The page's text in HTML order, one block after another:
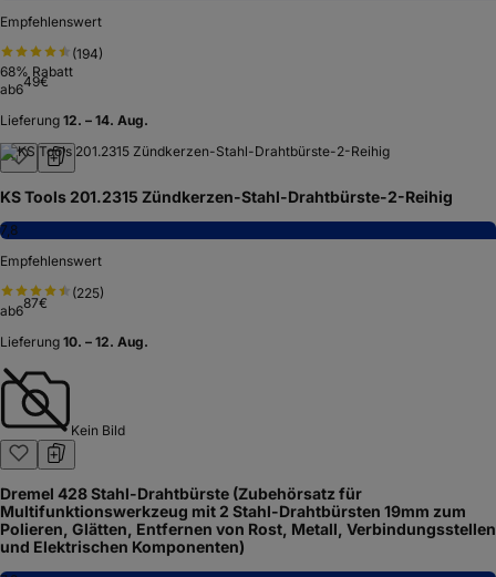
Empfehlenswert
(194)
68% Rabatt
ab649€
Lieferung 12. – 14. Aug.
KS Tools 201.2315 Zündkerzen-Stahl-Drahtbürste-2-Reihig
7,8
Empfehlenswert
(225)
ab687€
Lieferung 10. – 12. Aug.
Kein Bild
Dremel 428 Stahl-Drahtbürste (Zubehörsatz für
Multifunktionswerkzeug mit 2 Stahl-Drahtbürsten 19mm zum
Polieren, Glätten, Entfernen von Rost, Metall, Verbindungsstellen
und Elektrischen Komponenten)